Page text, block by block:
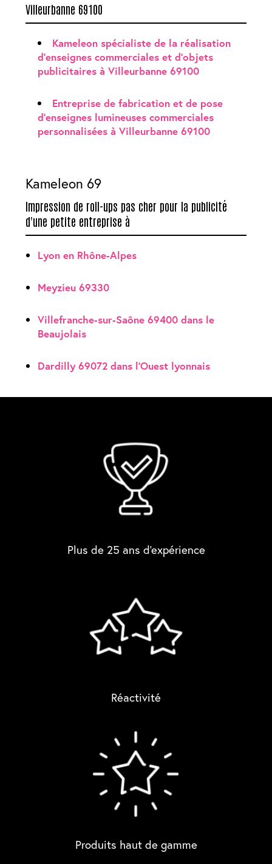
Villeurbanne 69100
Kameleon spécialiste de la réalisation
d'enseignes commerciales et d'objets
publicitaires à Villeurbanne 69100
Entreprise de fabrication et de pose
d'enseignes lumineuses commerciales
personnalisées à Villeurbanne 69100
Kameleon 69
Impression de roll-ups pas cher pour la publicité
d'une petite entreprise à
Lyon en Rhône-Alpes
Meyzieu 69330
Villefranche-sur-Saône 69400 dans le
Beaujolais
Dardilly 69072 dans l'Ouest lyonnais
Plus de 25 ans d'expérience
Réactivité
Produits haut de gamme